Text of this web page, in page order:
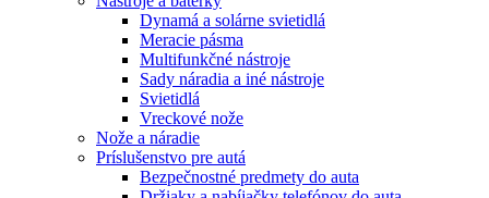
Dynamá a solárne svietidlá
Meracie pásma
Multifunkčné nástroje
Sady náradia a iné nástroje
Svietidlá
Vreckové nože
Nože a náradie
Príslušenstvo pre autá
Bezpečnostné predmety do auta